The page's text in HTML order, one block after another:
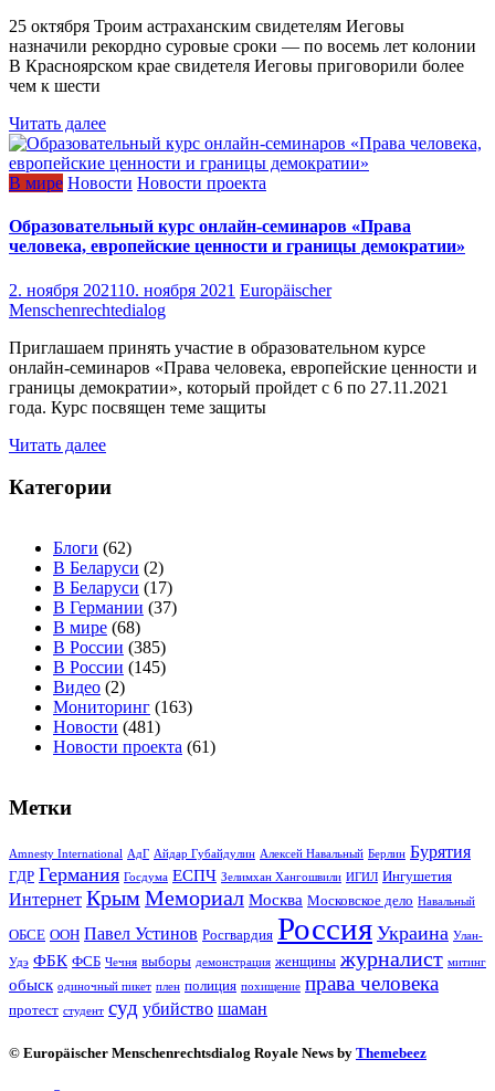
25 октября Троим астраханским свидетелям Иеговы
назначили рекордно суровые сроки — по восемь лет колонии
В Красноярском крае свидетеля Иеговы приговорили более
чем к шести
Читать далее
В мире Новости Новости проекта
Образовательный курс онлайн-семинаров «Права
человека, европейские ценности и границы демократии»
2. ноября 202110. ноября 2021 Europäischer
Menschenrechtedialog
Приглашаем принять участие в образовательном курсе
онлайн-семинаров «Права человека, европейские ценности и
границы демократии», который пройдет с 6 по 27.11.2021
года. Курс посвящен теме защиты
Читать далее
Категории
Блоги (62)
В Беларуси (2)
В Беларуси (17)
В Германии (37)
В мире (68)
В России (385)
В России (145)
Видео (2)
Мониторинг (163)
Новости (481)
Новости проекта (61)
Метки
Amnesty International АдГ Айдар Губайдулин Алексей Навальный Берлин Бурятия
ГДР Германия Госдума ЕСПЧ Зелимхан Хангошвили ИГИЛ Ингушетия
Интернет Крым Мемориал Москва Московское дело Навальный
ОБСЕ ООН Павел Устинов Росгвардия Россия Украина Улан-
Удэ ФБК ФСБ Чечня выборы демонстрация женщины журналист митинг
обыск одиночный пикет плен полиция похищение права человека
протест студент суд убийство шаман
© Europäischer Menschenrechtsdialog Royale News by Themebeez